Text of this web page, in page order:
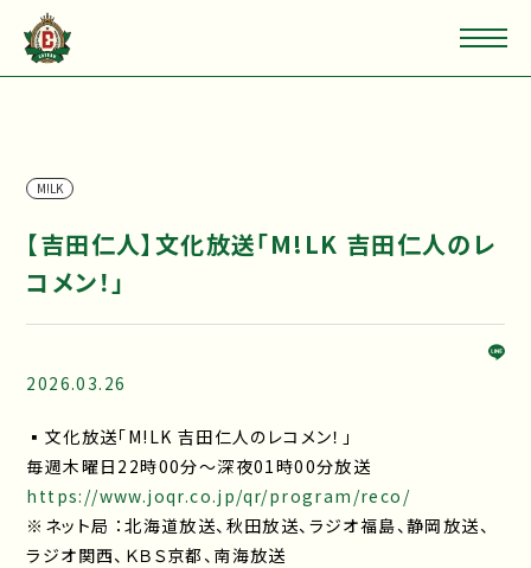
M!LK
【吉田仁人】文化放送「M!LK 吉田仁人のレ
コメン！」
2026.03.26
▪文化放送「M!LK 吉田仁人のレコメン！」
毎週木曜日22時00分～深夜01時00分放送
https://www.joqr.co.jp/qr/program/reco/
※ネット局 ：北海道放送、秋田放送、ラジオ福島、静岡放送、
ラジオ関西、ＫＢＳ京都、南海放送